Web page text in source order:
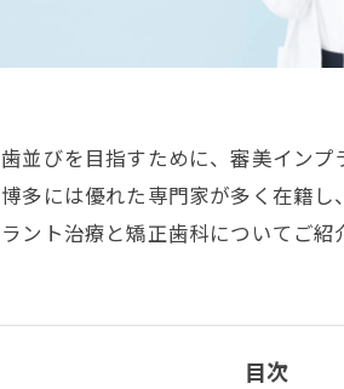
並びを目指すために、審美イン
多には優れた専門家が多く在籍
ント治療と矯正歯科についてご紹
目次